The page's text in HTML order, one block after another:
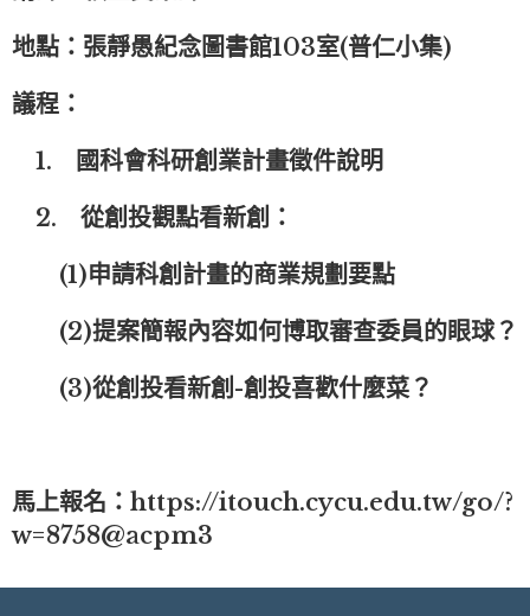
地點：張靜愚紀念圖書館103室(普仁小集)
議程：
1. 國科會科研創業計畫徵件說明
2. 從創投觀點看新創：
(1)申請科創計畫的商業規劃要點
(2)提案簡報內容如何博取審查委員的眼球？
(3)從創投看新創-創投喜歡什麼菜？
馬上報名： https://itouch.cycu.edu.tw/go/?
w=8758@acpm3